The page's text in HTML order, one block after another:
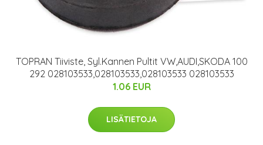
TOPRAN Tiiviste, Syl.Kannen Pultit VW,AUDI,SKODA 100
292 028103533,028103533,028103533 028103533
1.06 EUR
LISÄTIETOJA